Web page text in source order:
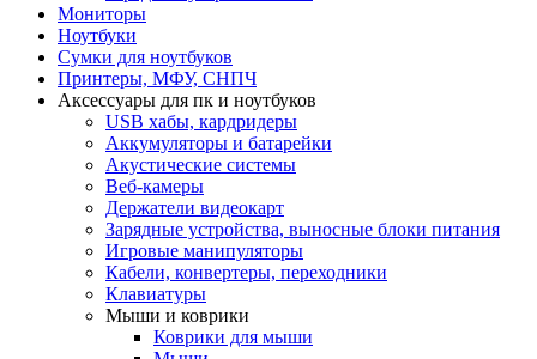
Мониторы
Ноутбуки
Сумки для ноутбуков
Принтеры, МФУ, СНПЧ
Аксессуары для пк и ноутбуков
USB хабы, кардридеры
Аккумуляторы и батарейки
Акустические системы
Веб-камеры
Держатели видеокарт
Зарядные устройства, выносные блоки питания
Игровые манипуляторы
Кабели, конвертеры, переходники
Клавиатуры
Мыши и коврики
Коврики для мыши